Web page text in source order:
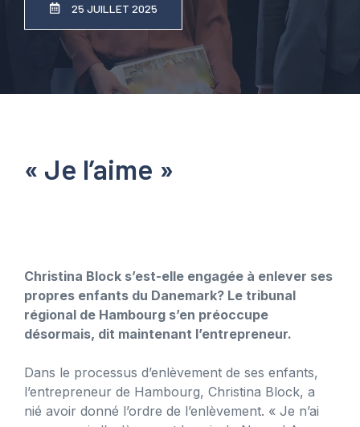
25 JUILLET 2025
« Je l’aime »
Christina Block s’est-elle engagée à enlever ses
propres enfants du Danemark? Le tribunal
régional de Hambourg s’en préoccupe
désormais, dit maintenant l’entrepreneur.
Dans le processus d’enlèvement de ses enfants,
l’entrepreneur de Hambourg, Christina Block, a
nié avoir donné l’ordre de l’enlèvement. « Je n’ai